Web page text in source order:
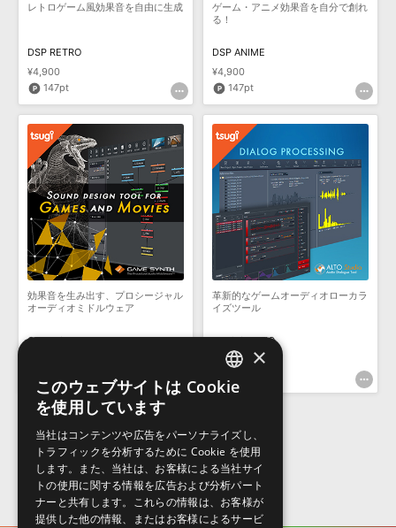
レトロゲーム風効果音を自由に生成
DSP RETRO
¥4,900
147pt
ゲーム・アニメ効果音を自分で創れ
る！
DSP ANIME
¥4,900
147pt
効果音を生み出す、プロシージャル
オーディオミドルウェア
GAME SYNTH
革新的なゲームオーディオローカラ
イズツール
ALTO STUDIO
¥39,000
ENGLISH
×
このウェブサイトは Cookie
を使用しています
当社はコンテンツや広告をパーソナライズし、
トラフィックを分析するために Cookie を使用
します。また、当社は、お客様による当社サイ
トの使用に関する情報を広告および分析パート
ナーと共有します。これらの情報は、お客様が
提供した他の情報、またはお客様によるサービ